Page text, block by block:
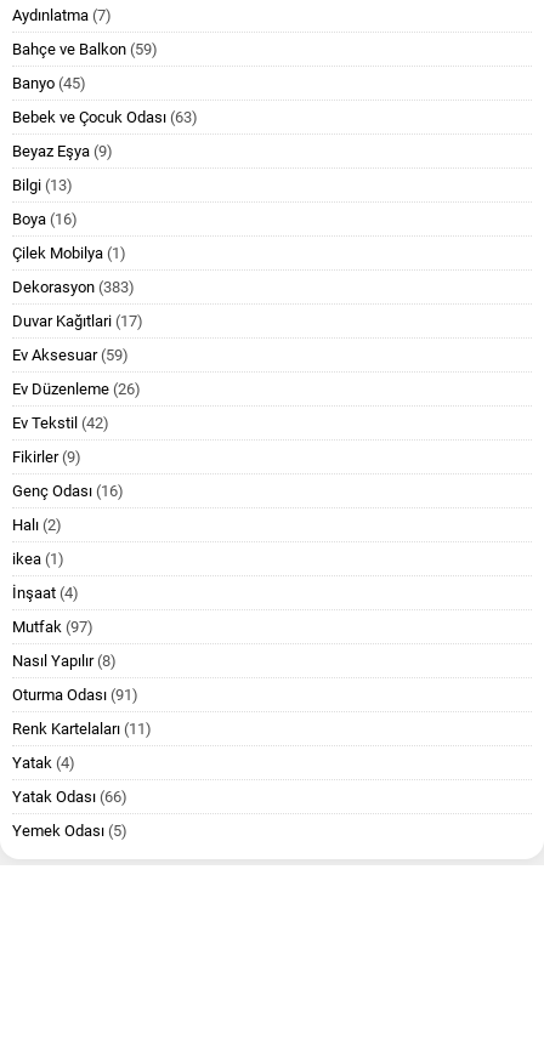
Aydınlatma (7)
Bahçe ve Balkon (59)
Banyo (45)
Bebek ve Çocuk Odası (63)
Beyaz Eşya (9)
Bilgi (13)
Boya (16)
Çilek Mobilya (1)
Dekorasyon (383)
Duvar Kağıtlari (17)
Ev Aksesuar(59)
Ev Düzenleme (26)
Ev Tekstil (42)
Fikirler(9)
Genç Odası (16)
Halı (2)
ikea (1)
İnşaat (4)
Mutfak (97)
Nasıl Yapılır(8)
Oturma Odası (91)
Renk Kartelaları (11)
Yatak (4)
Yatak Odası (66)
Yemek Odası (5)